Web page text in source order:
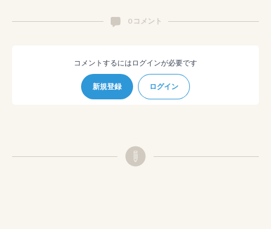
0 コメント
コメントするにはログインが必要です
新規登録 ログイン